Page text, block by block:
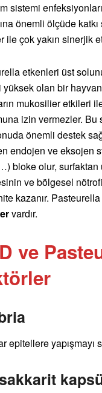
sistemi
önemli ölçüde
ile çok yakın sinerjik
etkenleri üst
yüksek olan bir
mukosilier etkileri
izin vermezler.
önemli destek
endojen ve eksojen
bloke olur, surfaktan
ve bölgesel
kazanır.
vardır.
ve
epitellere yapışmayı